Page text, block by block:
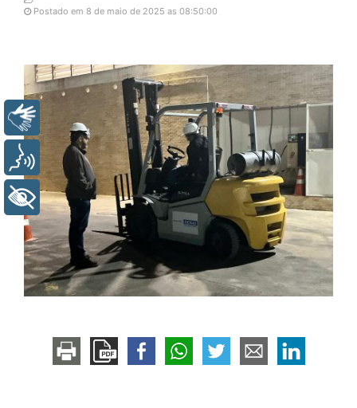
Postado em 8 de maio de 2025 as 08:50:00
Libras
Voz
+ Acessibilidade